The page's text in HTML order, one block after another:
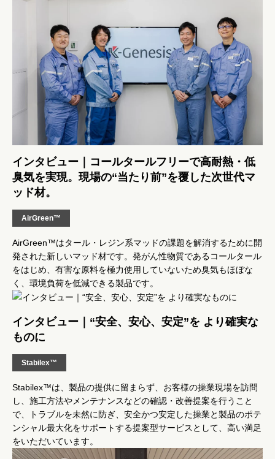
インタビュー｜コールタールフリーで高耐熱・低
臭気を実現。現場の“当たり前”を覆した次世代マ
ッド材。
AirGreen™
AirGreen™はタール・レジン系マッドの課題を解消するために開
発された新しいマッド材です。発がん性物質であるコールタール
をはじめ、有害な原料を極力使用していないため臭気もほぼな
く、環境負荷を低減できる製品です。
インタビュー｜“安全、安心、安定”を より確実な
ものに
Stabilex™
Stabilex™は、製品の提供に留まらず、お客様の操業現場を訪問
し、施工方法やメンテナンスなどの確認・改善提案を行うこと
で、トラブルを未然に防ぎ、安全かつ安定した操業と製品のポテ
ンシャル最大化をサポートする提案型サービスとして、高い満足
をいただいています。